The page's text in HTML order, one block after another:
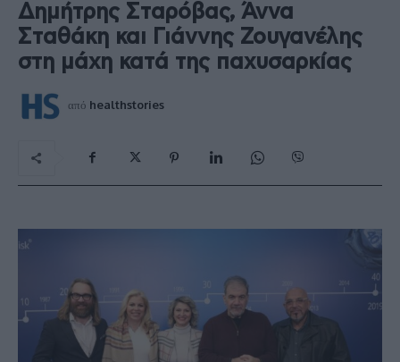
Δημήτρης Σταρόβας, Άννα
Σταθάκη και Γιάννης Ζουγανέλης
στη μάχη κατά της παχυσαρκίας
από healthstories